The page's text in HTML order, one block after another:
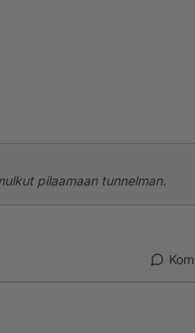
pilaamaan tunnelman.